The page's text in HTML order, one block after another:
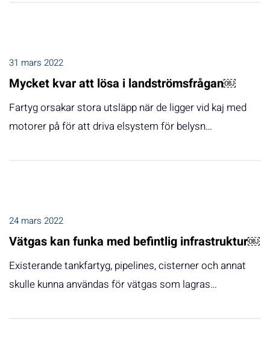
31 mars 2022
Mycket kvar att lösa i landströmsfrågan￼
Fartyg orsakar stora utsläpp när de ligger vid kaj med
motorer på för att driva elsystem för belysn…
24 mars 2022
Vätgas kan funka med befintlig infrastruktur￼
Existerande tankfartyg, pipelines, cisterner och annat
skulle kunna användas för vätgas som lagras…